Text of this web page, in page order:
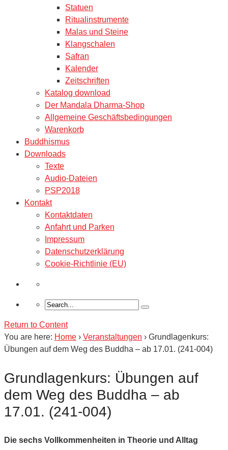
Statuen
Ritualinstrumente
Malas und Steine
Klangschalen
Safran
Kalender
Zeitschriften
Katalog download
Der Mandala Dharma-Shop
Allgemeine Geschäftsbedingungen
Warenkorb
Buddhismus
Downloads
Texte
Audio-Dateien
PSP2018
Kontakt
Kontaktdaten
Anfahrt und Parken
Impressum
Datenschutzerklärung
Cookie-Richtlinie (EU)
Return to Content
You are here: Home › Veranstaltungen › Grundlagenkurs:
Übungen auf dem Weg des Buddha – ab 17.01. (241-004)
Grundlagenkurs: Übungen auf
dem Weg des Buddha – ab
17.01. (241-004)
Die sechs Vollkommenheiten in Theorie und Alltag